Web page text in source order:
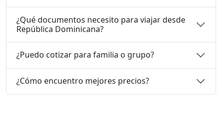
¿Qué documentos necesito para viajar desde
República Dominicana?
¿Puedo cotizar para familia o grupo?
¿Cómo encuentro mejores precios?